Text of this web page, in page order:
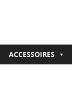
ACCESSOIRES